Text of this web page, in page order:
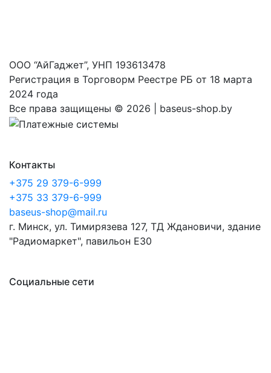
ООО “АйГаджет”, УНП 193613478
Регистрация в Торговорм Реестре РБ от 18 марта
2024 года
Все права защищены © 2026 | baseus-shop.by
Контакты
+375 29 379-6-999
+375 33 379-6-999
baseus-shop@mail.ru
г. Минск, ул. Тимирязева 127, ТД Ждановичи, здание
"Радиомаркет", павильон E30
Социальные сети